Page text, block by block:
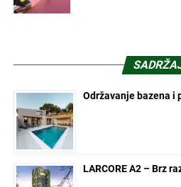
Održavanje bazena i
LARCORE A2 – Brz